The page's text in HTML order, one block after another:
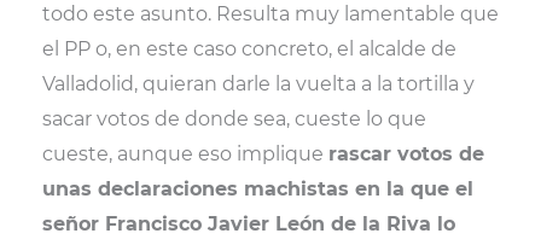
todo este asunto. Resulta muy lamentable que
el PP o, en este caso concreto, el alcalde de
Valladolid, quieran darle la vuelta a la tortilla y
sacar votos de donde sea, cueste lo que
cueste, aunque eso implique rascar votos de
unas declaraciones machistas en la que el
señor Francisco Javier León de la Riva lo